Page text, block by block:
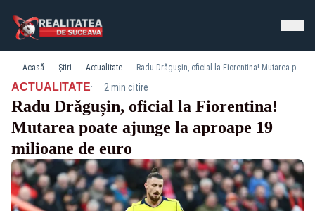
Acasă Știri Actualitate Radu Drăgușin, oficial la Fiorentina! Mutarea poate ajunge la aproape 19 milioane de euro
ACTUALITATE· 2 min citire
Radu Drăgușin, oficial la Fiorentina!
Mutarea poate ajunge la aproape 19
milioane de euro